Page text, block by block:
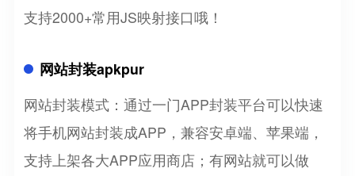
支持2000+常用JS映射接口哦！
网站封装apkpur
网站封装模式：通过一门APP封装平台可以快速
将手机网站封装成APP，兼容安卓端、苹果端，
支持上架各大APP应用商店；有网站就可以做